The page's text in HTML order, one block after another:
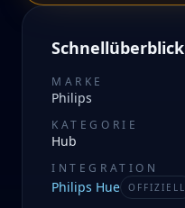
Schnellüberblick
MARKE
Philips
KATEGORIE
Hub
INTEGRATION
Philips Hue OFFIZIELL